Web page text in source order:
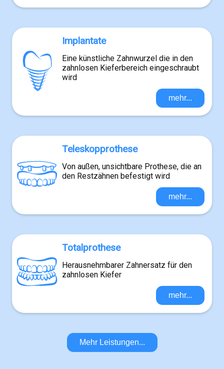
Implantate
Eine künstliche Zahnwurzel die in den
zahnlosen Kieferbereich eingeschraubt
wird
mehr...
Teleskopprothese
Von außen, unsichtbare Prothese, die an
den Restzähnen befestigt wird
mehr...
Totalprothese
Herausnehmbarer Zahnersatz für den
zahnlosen Kiefer
mehr...
Mehr Leistungen...